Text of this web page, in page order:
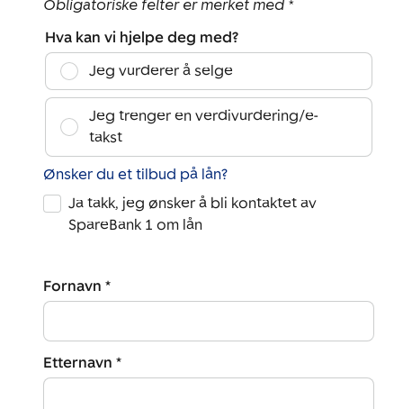
Obligatoriske felter er merket med *
Hva kan vi hjelpe deg med?
Jeg vurderer å selge
Jeg trenger en verdivurdering/e-
takst
Ønsker du et tilbud på lån?
Ja takk, jeg ønsker å bli kontaktet av
SpareBank 1 om lån
Fornavn *
Etternavn *